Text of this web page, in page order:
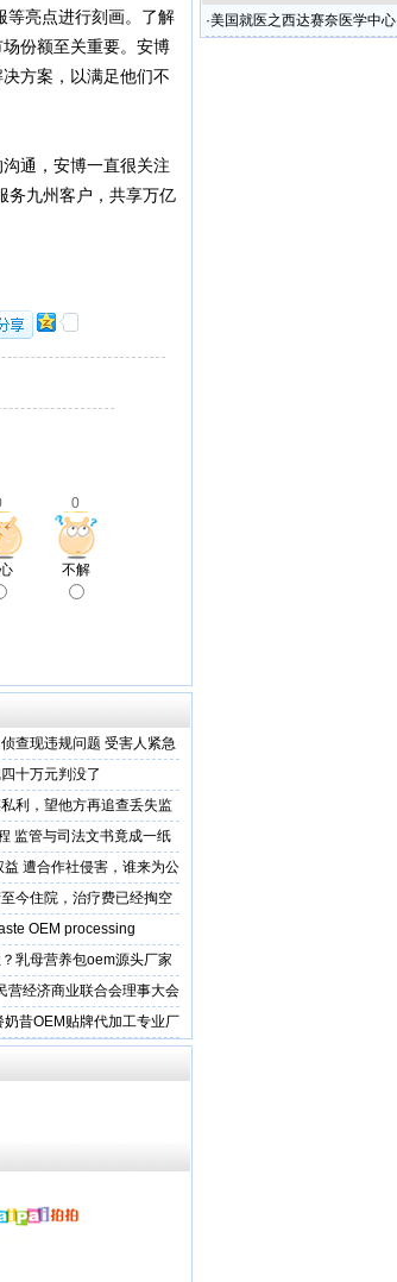
等亮点进行刻画。了解
份额至关重要。安博
方案，以满足他们不
通，安博一直很关注
务九州客户，共享万亿
0
不解
查现违规问题 受害人紧急
十万元判没了
利，望他方再追查丢失监
监管与司法文书竟成一纸
遭合作社侵害，谁来为公
今住院，治疗费已经掏空
OEM processing
乳母营养包oem源头厂家
营经济商业联合会理事大会
昔OEM贴牌代加工专业厂
·美国就医之西达赛奈医学中心